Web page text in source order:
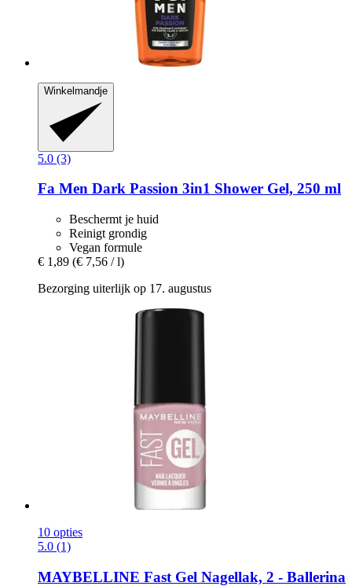
Winkelmandje
5.0 (3)
Fa Men Dark Passion 3in1 Shower Gel, 250 ml
Beschermt je huid
Reinigt grondig
Vegan formule
€ 1,89 (€ 7,56 / l)
Bezorging uiterlijk op 17. augustus
10 opties
5.0 (1)
MAYBELLINE Fast Gel Nagellak, 2 -​ Ballerina